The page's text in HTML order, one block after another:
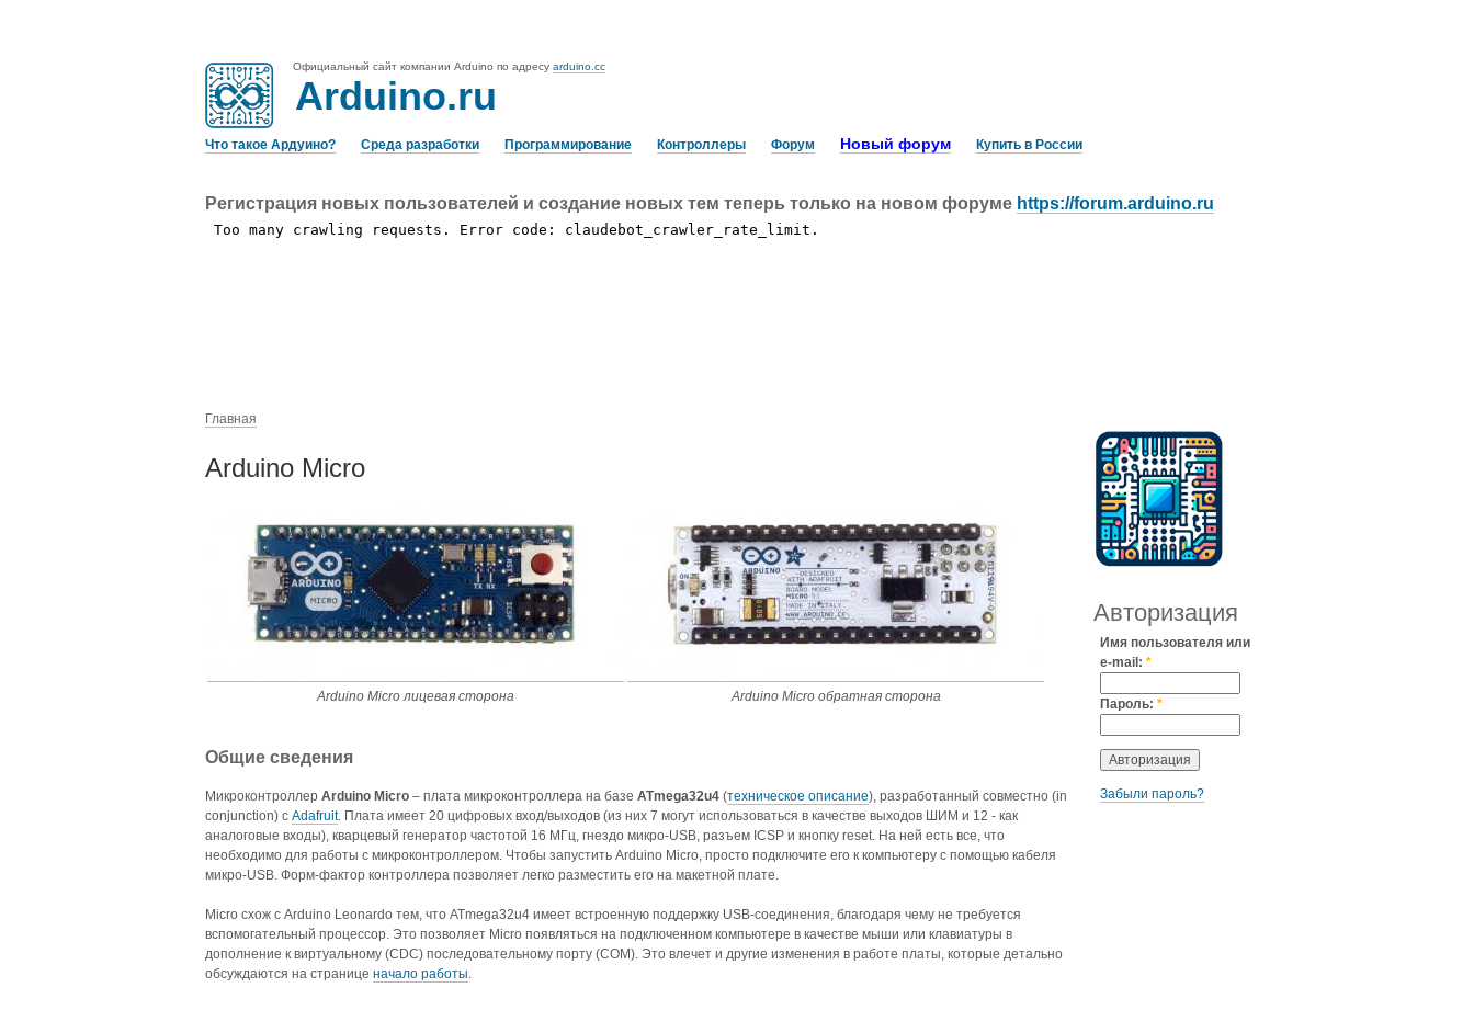
Официальный сайт компании Arduino по адресу arduino.cc
Arduino.ru
Что такое Ардуино? Среда разработки Программирование Контроллеры Форум Новый форум Купить в России
Регистрация новых пользователей и создание новых тем теперь только на новом форуме https://forum.arduino.ru
Главная
Arduino Micro
Arduino Micro лицевая сторона Arduino Micro обратная сторона
Общие сведения
Микроконтроллер Arduino Micro – плата микроконтроллера на базе ATmega32u4 (техническое описание), разработанный совместно (in
conjunction) с Adafruit. Плата имеет 20 цифровых вход/выходов (из них 7 могут использоваться в качестве выходов ШИМ и 12 - как
аналоговые входы), кварцевый генератор частотой 16 МГц, гнездо микро-USB, разъем ICSP и кнопку reset. На ней есть все, что
необходимо для работы с микроконтроллером. Чтобы запустить Arduino Micro, просто подключите его к компьютеру с помощью кабеля
микро-USB. Форм-фактор контроллера позволяет легко разместить его на макетной плате.
Micro схож с Arduino Leonardo тем, что ATmega32u4 имеет встроенную поддержку USB-соединения, благодаря чему не требуется
вспомогательный процессор. Это позволяет Micro появляться на подключенном компьютере в качестве мыши или клавиатуры в
дополнение к виртуальному (CDC) последовательному порту (COM). Это влечет и другие изменения в работе платы, которые детально
обсуждаются на странице начало работы
Авторизация
Имя пользователя или
e-mail: *
Пароль: *
Забыли пароль?